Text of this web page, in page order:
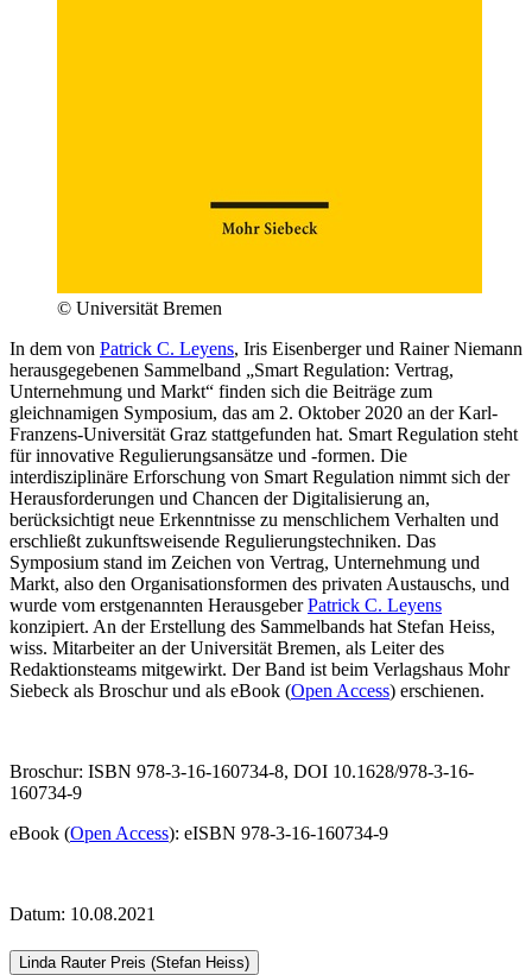
© Universität Bremen
In dem von Patrick C. Leyens, Iris Eisenberger und Rainer Niemann
herausgegebenen Sammelband „Smart Regulation: Vertrag,
Unternehmung und Markt“ finden sich die Beiträge zum
gleichnamigen Symposium, das am 2. Oktober 2020 an der Karl-
Franzens-Universität Graz stattgefunden hat. Smart Regulation steht
für innovative Regulierungsansätze und -formen. Die
interdisziplinäre Erforschung von Smart Regulation nimmt sich der
Herausforderungen und Chancen der Digitalisierung an,
berücksichtigt neue Erkenntnisse zu menschlichem Verhalten und
erschließt zukunftsweisende Regulierungstechniken. Das
Symposium stand im Zeichen von Vertrag, Unternehmung und
Markt, also den Organisationsformen des privaten Austauschs, und
wurde vom erstgenannten HerausgeberPatrick C. Leyens
konzipiert. An der Erstellung des Sammelbands hat Stefan Heiss,
wiss. Mitarbeiter an der Universität Bremen, als Leiter des
Redaktionsteams mitgewirkt. Der Band ist beim Verlagshaus Mohr
Siebeck als Broschur und als eBook (Open Access) erschienen.
Broschur: ISBN 978-3-16-160734-8, DOI 10.1628/978-3-16-
160734-9
eBook (Open Access): eISBN 978-3-16-160734-9
Datum: 10.08.2021
Linda Rauter Preis (Stefan Heiss)